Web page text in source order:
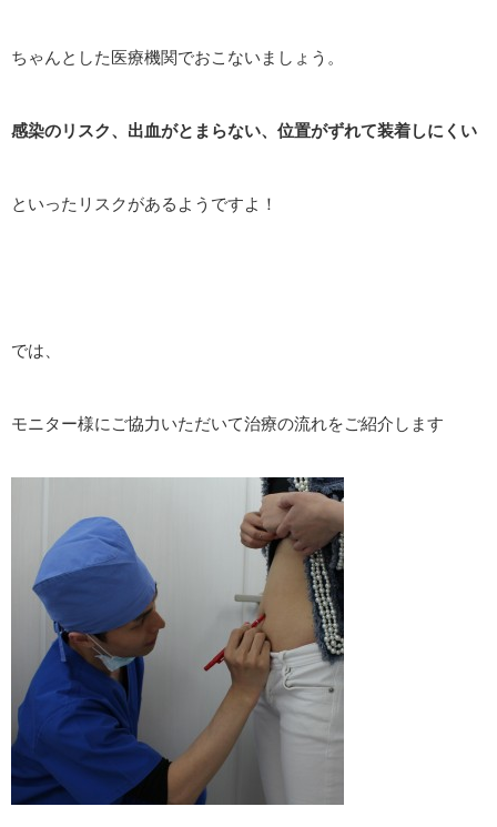
ちゃんとした医療機関でおこないましょう。
感染のリスク、出血がとまらない、位置がずれて装着しにくい
といったリスクがあるようですよ！
では、
モニター様にご協力いただいて治療の流れをご紹介します